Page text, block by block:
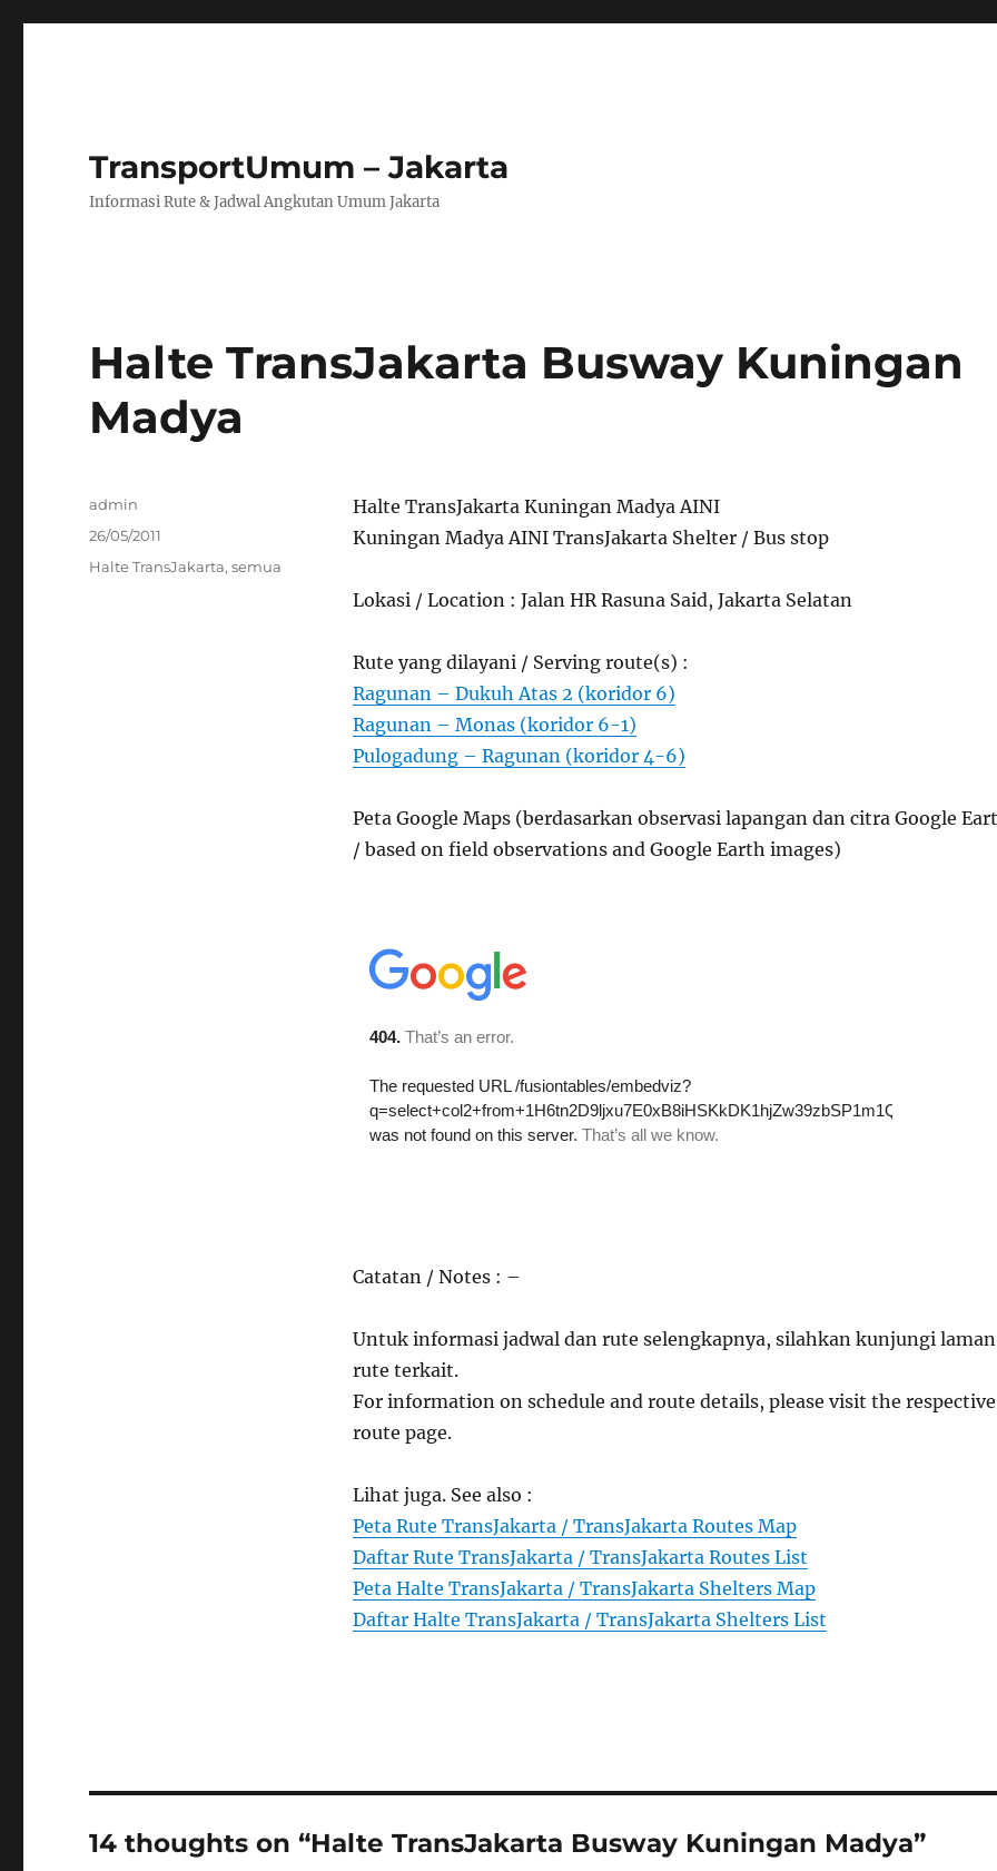
TransportUmum – Jakarta
Informasi Rute & Jadwal Angkutan Umum Jakarta
Halte TransJakarta Busway Kuningan
Madya
Halte TransJakarta Kuningan Madya AINI
Kuningan Madya AINI TransJakarta Shelter / Bus stop
Lokasi / Location : Jalan HR Rasuna Said, Jakarta Selatan
Rute yang dilayani / Serving route(s) :
Ragunan – Dukuh Atas 2 (koridor 6)
Ragunan – Monas (koridor 6-1)
Pulogadung – Ragunan (koridor 4-6)
Peta Google Maps (berdasarkan observasi lapangan dan citra Google
/ based on field observations and Google Earth images)
Catatan / Notes : –
Untuk informasi jadwal dan rute selengkapnya, silahkan kunjungi laman
rute terkait.
For information on schedule and route details, please visit the respective
route page.
Lihat juga. See also :
Peta Rute TransJakarta / TransJakarta Routes Map
Daftar Rute TransJakarta / TransJakarta Routes List
Peta Halte TransJakarta / TransJakarta Shelters Map
Daftar Halte TransJakarta / TransJakarta Shelters List
Author
admin
Posted
26/05/2011
Categories
Halte TransJakarta,semua
14 thoughts on “Halte TransJakarta Busway Kuningan Madya”